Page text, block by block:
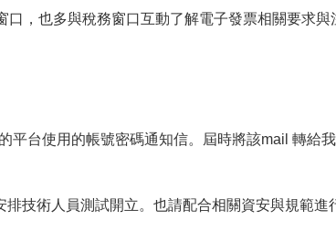
口，也多與稅務窗口互動了解電子發票相關要求
平台使用的帳號密碼通知信。屆時將該mail 轉給
技術人員測試開立。也請配合相關資安與規範